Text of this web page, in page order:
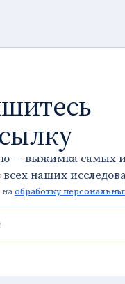
— выжимка самых
наших
наобработку